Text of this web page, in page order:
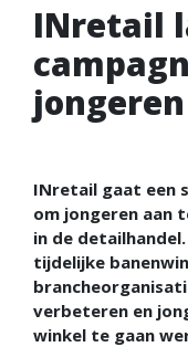
INretail
INretail gaat een
om jongeren aan
in de
tijdelijke
verbeteren en
winkel te gaan